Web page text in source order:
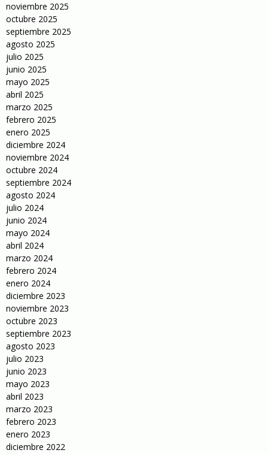
noviembre 2025
octubre 2025
septiembre 2025
agosto 2025
julio 2025
junio 2025
mayo 2025
abril 2025
marzo 2025
febrero 2025
enero 2025
diciembre 2024
noviembre 2024
octubre 2024
septiembre 2024
agosto 2024
julio 2024
junio 2024
mayo 2024
abril 2024
marzo 2024
febrero 2024
enero 2024
diciembre 2023
noviembre 2023
octubre 2023
septiembre 2023
agosto 2023
julio 2023
junio 2023
mayo 2023
abril 2023
marzo 2023
febrero 2023
enero 2023
diciembre 2022